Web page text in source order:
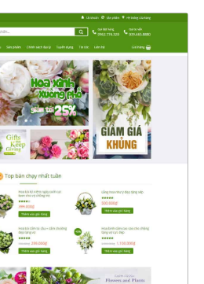
4368
CHI TIẾT